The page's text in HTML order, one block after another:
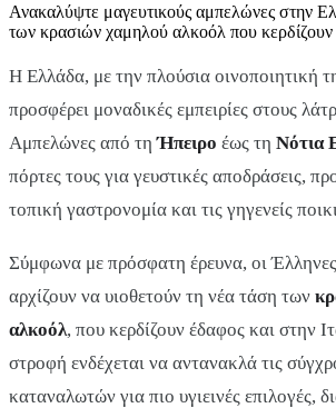
Ανακαλύψτε μαγευτικούς αμπελώνες στην
των κρασιών χαμηλού αλκοόλ που κερδίζουν
Η Ελλάδα, με την πλούσια οινοποιητική
προσφέρει μοναδικές εμπειρίες στους
Αμπελώνες από τηΉπειρο έως τη Νότια
πόρτες τους για γευστικές αποδράσεις,
τοπική γαστρονομία και τις γηγενείς
Σύμφωνα με πρόσφατη έρευνα, οι
αρχίζουν να υιοθετούν τη νέα τάση των
αλκοόλ, που κερδίζουν έδαφος και στην
στροφή ενδέχεται να αντανακλά τις
καταναλωτών για πιο υγιεινές επιλογές,